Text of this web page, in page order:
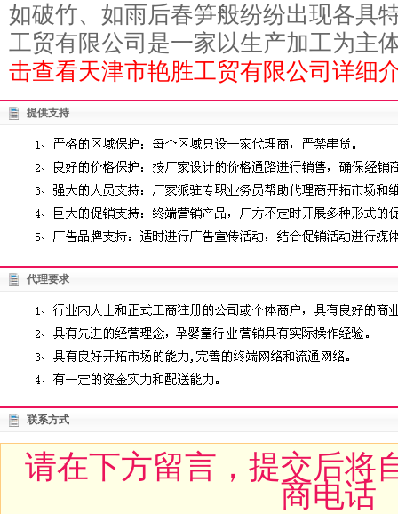
如破竹、如雨后春笋般纷纷出现各具
工贸有限公司是一家以生产加工为主
击查看天津市艳胜工贸有限公司详细
提供支持
代理要求
联系方式
请在下方留言，提交后将
商电话